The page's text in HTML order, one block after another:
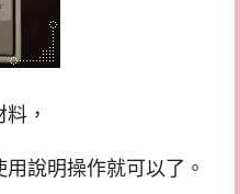
，
說明操作就可以了。